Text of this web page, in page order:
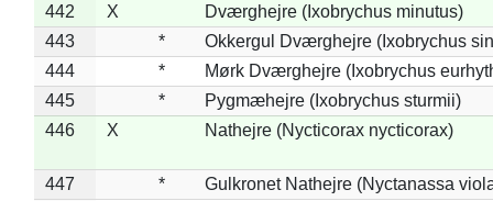
442
X
Dværghejre (Ixobrychus minutus)
443
*
Okkergul Dværghejre (Ixobrychus
444
*
Mørk Dværghejre (Ixobrychus
445
*
Pygmæhejre (Ixobrychus sturmii)
446
X Nathejre (Nycticorax nycticorax)
447 *
Gulkronet Nathejre (Nyctanassa